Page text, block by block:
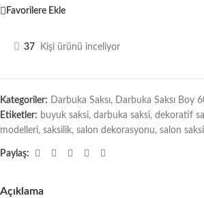
Favorilere Ekle
37 Kişi ürünü inceliyor
Kategoriler: Darbuka Saksı, Darbuka Saksı Boy
Etiketler: buyuk saksi, darbuka saksi, dekoratif
modelleri, saksilik, salon dekorasyonu, salon
Paylaş:
Açıklama